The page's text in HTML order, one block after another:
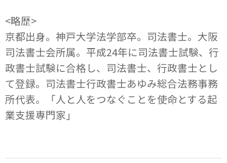
<略歴>
京都出身。神戸大学法学部卒。司法書士。大阪
司法書士会所属。平成24年に司法書士試験、行
政書士試験に合格し、司法書士、行政書士とし
て登録。司法書士行政書士あゆみ総合法務事務
所代表。「人と人をつなぐことを使命とする起
業支援専門家」